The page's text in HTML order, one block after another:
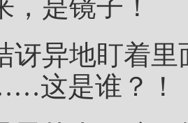
，是镜子！
讶异地盯着
这是谁？！